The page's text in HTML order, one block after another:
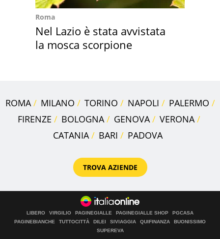
Roma
Nel Lazio è stata avvistata
la mosca scorpione
ROMA MILANO TORINO NAPOLI
PALERMO
FIRENZE
BOLOGNA GENOVA
VERONA
CATANIA
BARI PADOVA
TROVA AZIENDE
LIBERO VIRGILIO PAGINEGIALLE PAGINEGIALLE SHOP
PGCASA
PAGINEBIANCHE
TUTTOCITTÀ DILEI SIVIAGGIA QUIFINANZA
BUONISSIMO
SUPEREVA